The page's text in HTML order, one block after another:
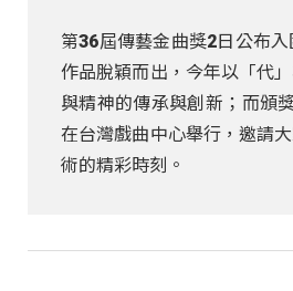
第36屆傳藝金曲獎2日公布
作品脫穎而出，今年以「代
與精神的傳承與創新；而頒
在台灣戲曲中心舉行，邀請
術的精彩時刻。